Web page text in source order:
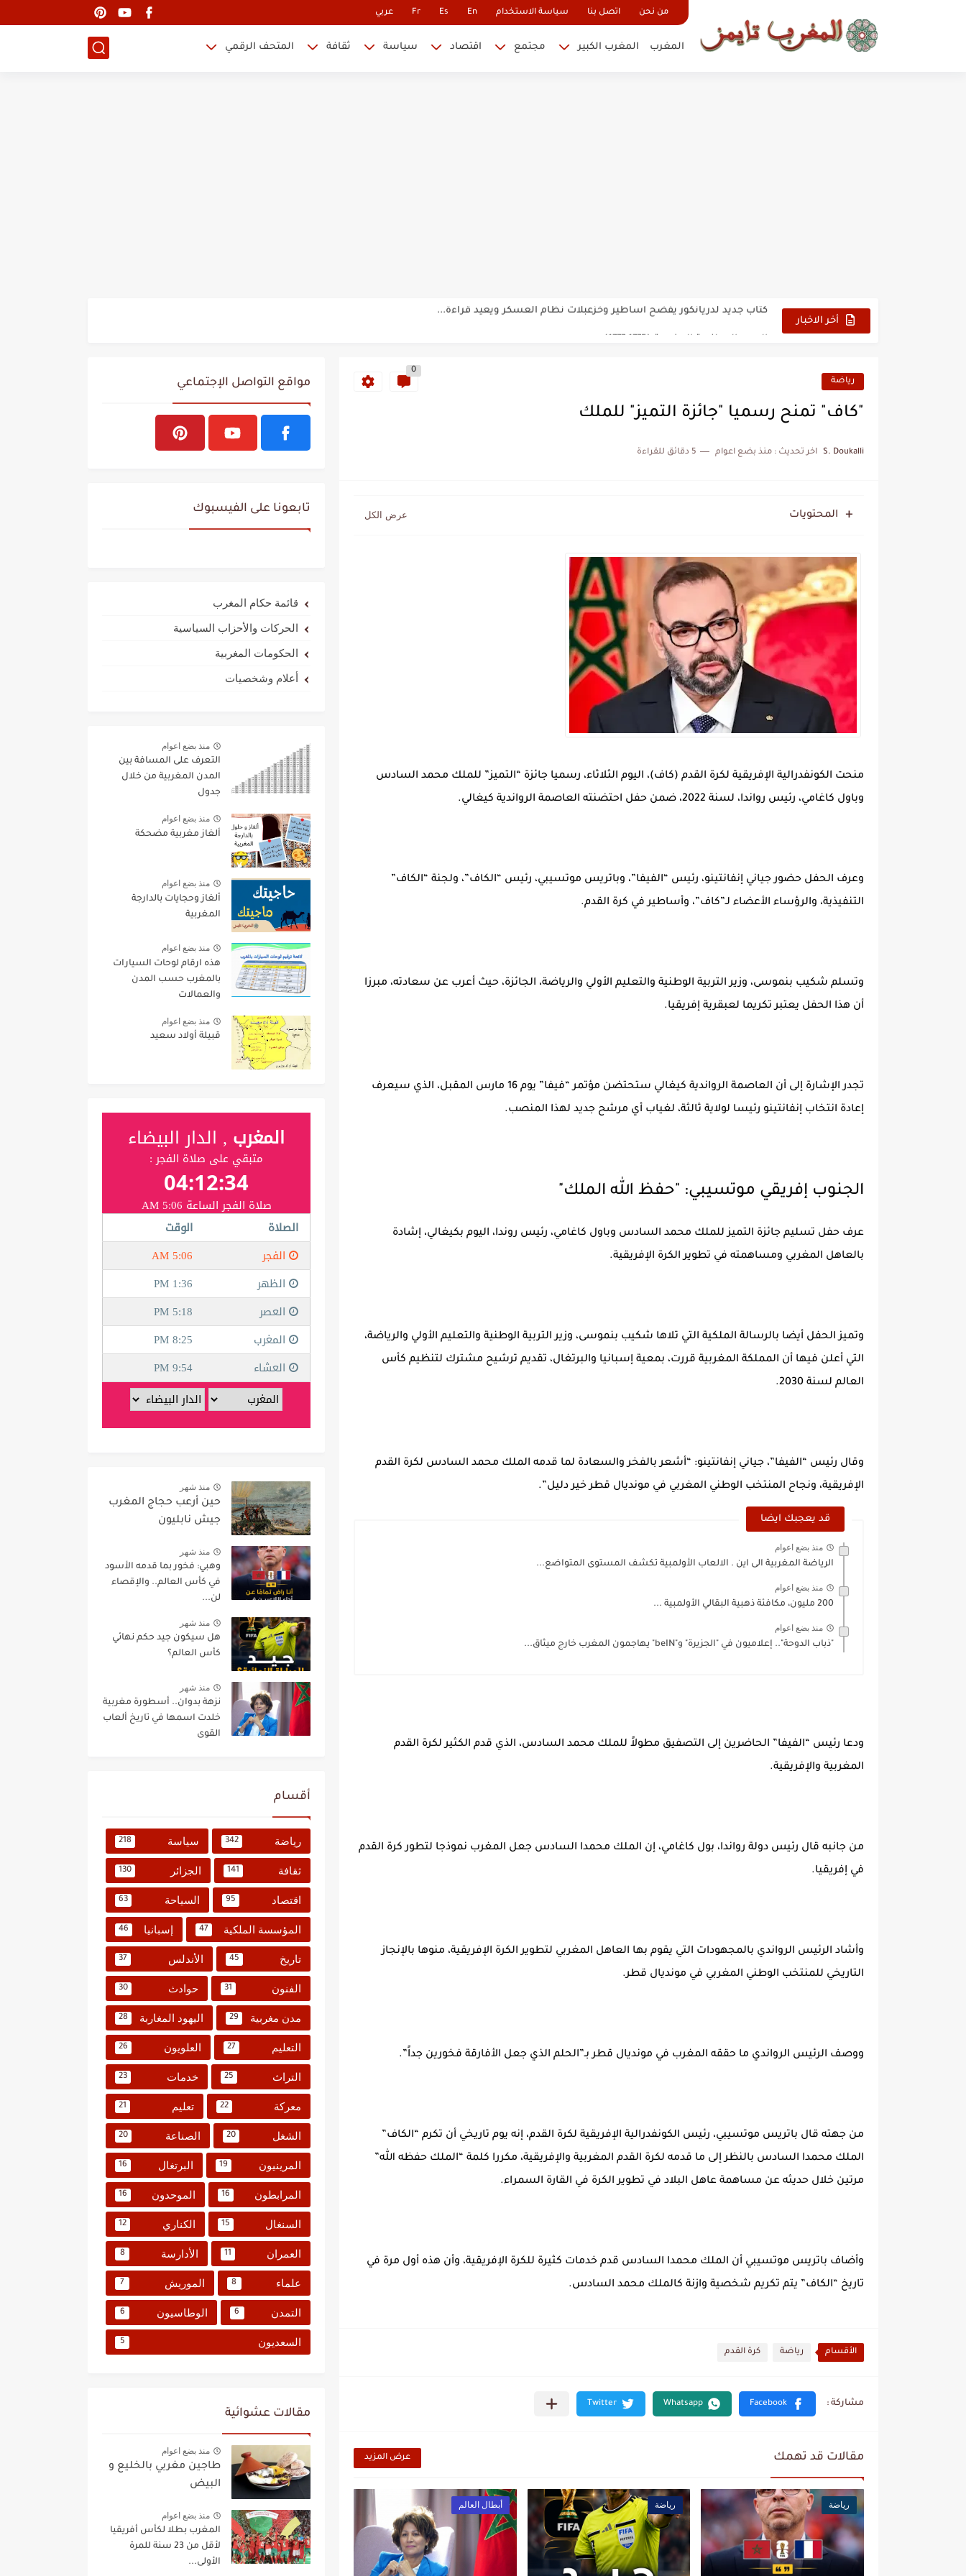
من نحن اتصل بنا سياسة الاستخدام En
Es
Fr عربي
المغرب المغرب الكبير مجتمع اقتصاد سياسة ثقافة المتحف الرقمي
أخر الاخبار الحرب الهولندية المغربية (1775-1777)
بعد خماسية السويد.. تونس تتعاقد مع رونار بمساعدة "لقجع"
رياضة
0
"كاف" تمنح رسميا "جائزة التميز" للملك
S. Doukalli اخر تحديث : منذ بضع اعوام 5 دقائق للقراءة
المحتويات
منحت الكونفدرالية الإفريقية لكرة القدم (كاف)، اليوم الثلاثاء، رسميا جائزة “التميز” للملك محمد السادس
وباول كاغامي، رئيس رواندا، لسنة 2022، ضمن حفل احتضنته العاصمة الرواندية كيغالي.
وعرف الحفل حضور جياني إنفانتينو، رئيس “الفيفا”، وباتريس موتسيبي، رئيس “الكاف”، ولجنة “الكاف”
التنفيذية، والرؤساء الأعضاء لـ”كاف”، وأساطير في كرة القدم.
وتسلم شكيب بنموسى، وزير التربية الوطنية والتعليم الأولي والرياضة، الجائزة، حيث أعرب عن سعادته، مبرزا
أن هذا الحفل يعتبر تكريما لعبقرية إفريقيا.
تجدر الإشارة إلى أن العاصمة الرواندية كيغالي ستحتضن مؤتمر “فيفا” يوم 16 مارس المقبل، الذي سيعرف
إعادة انتخاب إنفانتينو رئيسا لولاية ثالثة، لغياب أي مرشح جديد لهذا المنصب.
الجنوب إفريقي موتسيبي: "حفظ الله الملك"
عرف حفل تسليم جائزة التميز للملك محمد السادس وباول كاغامي، رئيس روندا، اليوم بكيغالي، إشادة
بالعاهل المغربي ومساهمته في تطوير الكرة الإفريقية.
وتميز الحفل أيضا بالرسالة الملكية التي تلاها شكيب بنموسى، وزير التربية الوطنية والتعليم الأولي والرياضة،
التي أعلن فيها أن المملكة المغربية قررت، بمعية إسبانيا والبرتغال، تقديم ترشيح مشترك لتنظيم كأس
العالم لسنة 2030.
وقال رئيس “الفيفا”، جياني إنفانتينو: “أشعر بالفخر والسعادة لما قدمه الملك محمد السادس لكرة القدم
الإفريقية، ونجاح المنتخب الوطني المغربي في مونديال قطر خير دليل”.
قد يعجبك ايضا
منذ بضع اعوام
الرياضة المغربية الى اين . الالعاب الأولمبية تكشف المستوى المتواضع...
منذ بضع اعوام
200 مليون، مكافئة ذهبية البقالي الأولمبية ...
منذ بضع اعوام
"ذباب الدوحة".. إعلاميون في "الجزيرة" و"beIN" يهاجمون المغرب خارج ميثاق...
ودعا رئيس “الفيفا” الحاضرين إلى التصفيق مطولاً للملك محمد السادس، الذي قدم الكثير لكرة القدم
المغربية والإفريقية.
من جانبه قال رئيس دولة رواندا، بول كاغامي، إن الملك محمدا السادس جعل المغرب نموذجا لتطور كرة القدم
في إفريقيا.
وأشاد الرئيس الرواندي بالمجهودات التي يقوم بها العاهل المغربي لتطوير الكرة الإفريقية، منوها بالإنجاز
التاريخي للمنتخب الوطني المغربي في مونديال قطر.
ووصف الرئيس الرواندي ما حققه المغرب في مونديال قطر بـ”الحلم الذي جعل الأفارقة فخورين جداً”.
من جهته قال باتريس موتسيبي، رئيس الكونفدرالية الإفريقية لكرة القدم، إنه يوم تاريخي أن تكرم “الكاف”
الملك محمدا السادس بالنظر إلى ما قدمه لكرة القدم المغربية والإفريقية، مكررا كلمة “الملك حفظه الله”
مرتين خلال حديثه عن مساهمة عاهل البلاد في تطوير الكرة في القارة السمراء.
وأضاف باتريس موتسيبي أن الملك محمدا السادس قدم خدمات كثيرة للكرة الإفريقية، وأن هذه أول مرة في
تاريخ “الكاف” يتم تكريم شخصية وازنة كالملك محمد السادس.
الأقسام رياضة كرة القدم
مقالات قد تهمك عرض المزيد
رياضة رياضة أبطال العالم
مواقع التواصل الإجتماعي
تابعونا على الفيسبوك
قائمة حكام المغرب
الحركات والأحزاب السياسية
الحكومات المغربية
أعلام وشخصيات
منذ بضع اعوام
التعرف على المسافة بين
المدن المغربية من خلال
جدول
منذ بضع اعوام
ألغاز مغربية مضحكة
منذ بضع اعوام
ألغاز وحجايات بالدارجة
المغربية
منذ بضع اعوام
هذه ارقام لوحات السيارات
بالمغرب حسب المدن
والعمالات
منذ بضع اعوام
قبيلة أولاد سعيد
منذ شهر
حين أرعب حجاج المغرب
جيش نابليون
منذ شهر
وهبي: فخور بما قدمه الأسود
في كأس العالم.. والإقصاء
لن...
منذ شهر
هل سيكون جيد حكم نهائي
كأس العالم؟
منذ شهر
نزهة بدوان.. أسطورة مغربية
خلدت اسمها في تاريخ ألعاب
القوى
أقسام
رياضة 342 سياسة 218
ثقافة 141 الجزائر 130
اقتصاد 95 السياحة 63
المؤسسة الملكية 47 إسبانيا 46
تاريخ 45 الأندلس 37
الفنون 31 حوادث 30
مدن مغربية 29 اليهود المغاربة 28
التعليم 27 العلويون 26
التراث 25 خدمات 23
معركة 22 تعليم 21
الشغل 20 الصناعة 20
المرينيون 19 البرتغال 16
المرابطون 16 الموحدون 16
السنغال 15 الكناري 12
العمران 11 الأدارسة 8
علماء 8 الموريش 7
التمدن 6 الوطاسيون 6
السعديون 5
مقالات عشوائية
منذ بضع اعوام
طاجين مغربي بالخليع و
البيض
منذ بضع اعوام
المغرب بطلا لكأس أفريقيا
لأقل من 23 سنة للمرة
الأولى...